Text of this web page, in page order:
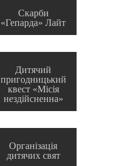
Скарби
«Гепарда» Лайт
Дитячий
пригодницький
квест «Місія
нездійсненна»
Організація
дитячих свят